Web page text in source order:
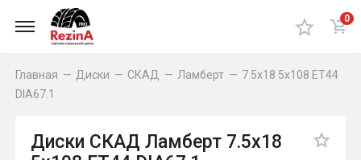
0
Главная — Диски — СКАД — Ламберт — 7.5x18 5x108 ET44
DIA67.1
Диски СКАД Ламберт 7.5x18